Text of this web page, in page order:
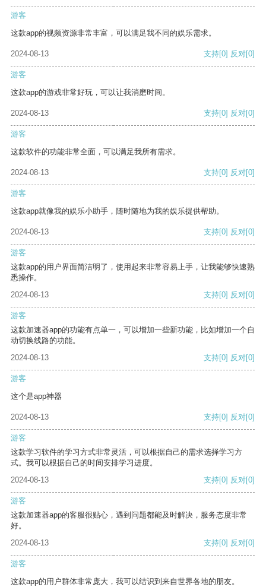
游客
这款app的视频资源非常丰富，可以满足我不同的娱乐需求。
2024-08-13 支持[0] 反对[0]
游客
这款app的游戏非常好玩，可以让我消磨时间。
2024-08-13 支持[0] 反对[0]
游客
这款软件的功能非常全面，可以满足我所有需求。
2024-08-13 支持[0] 反对[0]
游客
这款app就像我的娱乐小助手，随时随地为我的娱乐提供帮助。
2024-08-13 支持[0] 反对[0]
游客
这款app的用户界面简洁明了，使用起来非常容易上手，让我能够快速熟
悉操作。
2024-08-13
支持[0] 反对[0]
游客
这款加速器app的功能有点单一，可以增加一些新功能，比如增加一个自
动切换线路的功能。
2024-08-13
支持[0] 反对[0]
游客
这个是app神器
2024-08-13 支持[0] 反对[0]
游客
这款学习软件的学习方式非常灵活，可以根据自己的需求选择学习方
式。我可以根据自己的时间安排学习进度。
2024-08-13
支持[0] 反对[0]
游客
这款加速器app的客服很贴心，遇到问题都能及时解决，服务态度非常
好。
2024-08-13
支持[0] 反对[0]
游客
这款app的用户群体非常庞大，我可以结识到来自世界各地的朋友。